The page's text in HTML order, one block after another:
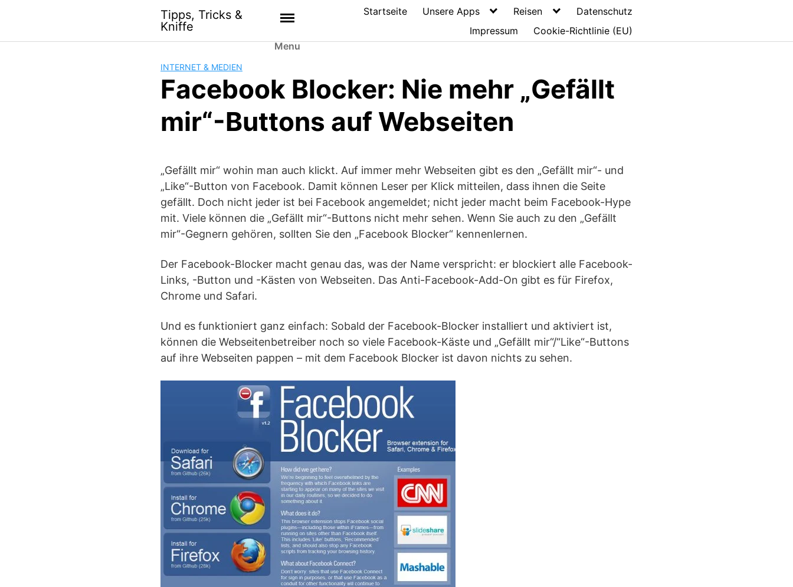
Tipps, Tricks &
Kniffe
Menu
Startseite Unsere Apps Reisen
Datenschutz
Impressum
Cookie-Richtlinie (EU)
INTERNET & MEDIEN
Facebook Blocker: Nie mehr „Gefällt
mir“-Buttons auf Webseiten
„Gefällt mir“ wohin man auch klickt. Auf immer mehr Webseiten gibt es den „Gefällt mir“- und
„Like“-Button von Facebook. Damit können Leser per Klick mitteilen, dass ihnen die Seite
gefällt. Doch nicht jeder ist bei Facebook angemeldet; nicht jeder macht beim Facebook-Hype
mit. Viele können die „Gefällt mir“-Buttons nicht mehr sehen. Wenn Sie auch zu den „Gefällt
mir“-Gegnern gehören, sollten Sie den „Facebook Blocker“ kennenlernen.
Der Facebook-Blocker macht genau das, was der Name verspricht: er blockiert alle Facebook-
Links, -Button und -Kästen von Webseiten. Das Anti-Facebook-Add-On gibt es für Firefox,
Chrome und Safari.
Und es funktioniert ganz einfach: Sobald der Facebook-Blocker installiert und aktiviert ist,
können die Webseitenbetreiber noch so viele Facebook-Käste und „Gefällt mir“/“Like“-Buttons
auf ihre Webseiten pappen – mit dem Facebook Blocker ist davon nichts zu sehen.